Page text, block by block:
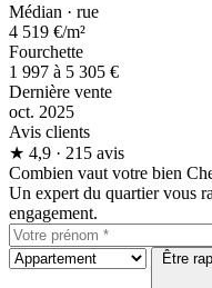
Médian · rue
4 519 €/m²
Fourchette
1 997 à 5 305 €
Dernière vente
oct. 2025
Avis clients
★ 4,9 · 215 avis
Combien vaut votre bien
Un expert du quartier vous
engagement.
Être